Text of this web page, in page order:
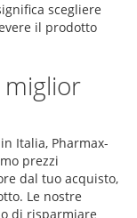
scegliere
il prodotto
Italia, Pharmax-
prezzi
dal tuo acquisto,
Le nostre
di risparmiare